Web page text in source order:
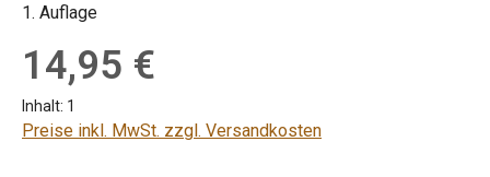
1. Auflage
Regulärer Preis:
14,95 €
Inhalt: 1
Preise inkl. MwSt. zzgl. Versandkosten